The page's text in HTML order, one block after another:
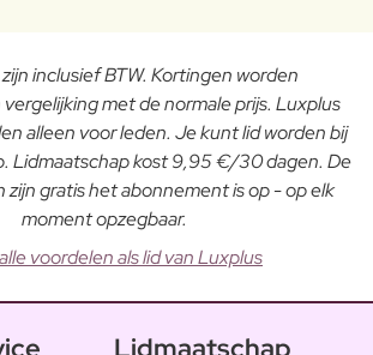
inclusief BTW. Kortingen worden
met de normale prijs. Luxplus
alleen voor leden. Je kunt lid worden bij
Lidmaatschap kost 9,95 €/30 dagen. De
zijn gratis het abonnement is op - op elk
moment opzegbaar.
voordelen als lid van Luxplus